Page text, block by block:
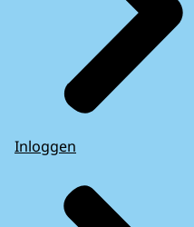
Inloggen